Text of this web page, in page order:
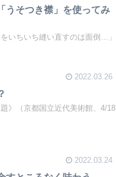
うそつき襟」を使ってみ
いちいち縫い直すのは面倒…」
2022.03.26
》（京都国立近代美術館、4/18
2022.03.24